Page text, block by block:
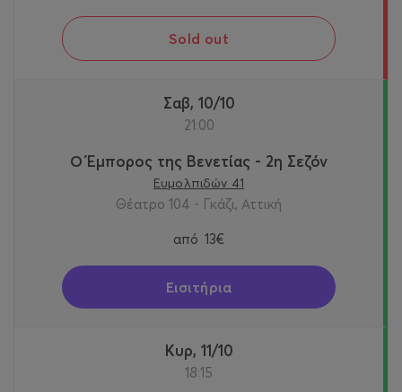
Sold out
Σαβ, 10/10
21:00
Ο Έμπορος της Βενετίας - 2η Σεζόν
Ευμολπιδών 41
Θέατρο 104 - Γκάζι, Αττική
από 13€
Εισιτήρια
Κυρ, 11/10
18:15